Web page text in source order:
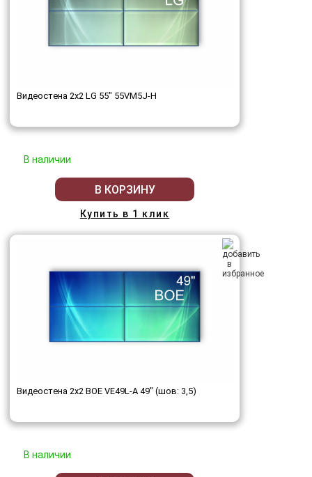
Видеостена 2x2 LG 55" 55VM5J-H
В наличии
В КОРЗИНУ
Купить в 1 клик
Видеостена 2x2 BOE VE49L-A 49" (шов: 3,5)
В наличии